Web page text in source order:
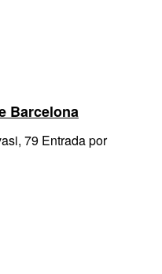
Barcelona
79 Entrada por